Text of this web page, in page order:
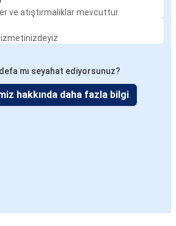
ve atıştırmalıklar mevcuttur
mı seyahat ediyorsunuz?
hakkında daha fazla bilgi